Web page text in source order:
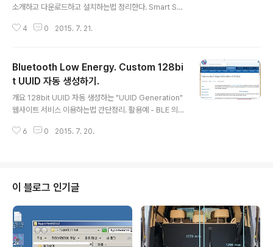
소개하고 다운로드하고 설치하는법 정리한다. Smart Sni
중 윈도우 PC에 설치하여 사용하는 프로그램. 주로 펌웨어
r : 소비전류 측정. 3. Sleep mode advisor : 가장최적
의 sleep mode 결정을 위한 계산 처리. 4. OTP progr
ammer. 5. UART 경유 펌웨어 hex파일을 타겟칩의 SR
AM에 기록. 6. JTAG 경유 펌웨어 hex파일을 타겟보드
4 0 2015. 7. 21.
Bluetooth Low Energy. Custom 128bi
t UUID 자동 생성하기.
개요 128bit UUID 자동 생성하는 "UUID Generation"
웹사이트 서비스 이용하는법 간단정리. 활용예 - BLE 의 C
28bit UUID(Universally Unique Identifier) 를 지정
는 아래 그림처럼 생겼다. 단계2 : "Get a new UUID" 버
튼 클릭. - 위 그림에서 붉은 박스 버튼 클릭하면 됨. 단계3
: 생성된 UUID 복사해서 활용. - 아래 그림의 자동생성된
UU..
6 0 2015. 7. 20.
이 블로그 인기글